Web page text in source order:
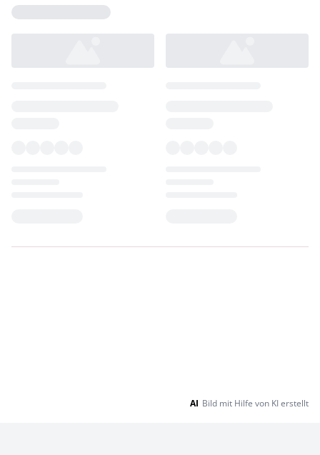
AI Bild mit Hilfe von KI erstellt